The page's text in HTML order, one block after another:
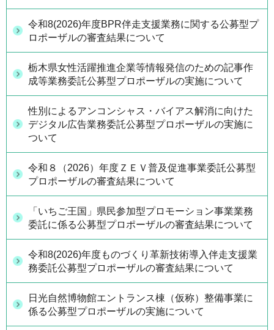
令和8(2026)年度BPR伴走支援業務に関する公募型プ
ロポーザルの審査結果について
栃木県女性活躍推進企業等情報発信のための記事作
成等業務委託公募型プロポーザルの実施について
性別によるアンコンシャス・バイアス解消に向けた
デジタル広告業務委託公募型プロポーザルの実施に
ついて
令和８（2026）年度ＺＥＶ普及促進事業委託公募型
プロポーザルの審査結果について
「いちご王国」県民参加型プロモーション事業業務
委託に係る公募型プロポーザルの審査結果について
令和8(2026)年度ものづくり革新技術導入伴走支援業
務委託公募型プロポーザルの審査結果について
日光自然博物館エントランス棟（仮称）整備事業に
係る公募型プロポーザルの実施について